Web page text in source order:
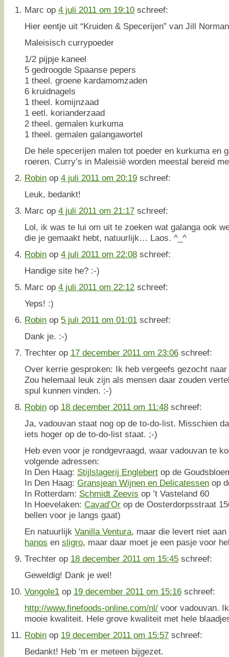
Marc op 4 juli 2011 om 19:10 schreef:
Hier eentje uit “Kruiden & Specerijen” van Jill
Maleisisch currypoeder
1/2 pijpje kaneel
5 gedroogde Spaanse pepers
1 theel. groene kardamomzaden
6 kruidnagels
1 theel. komijnzaad
1 eetl. korianderzaad
2 theel. gemalen kurkuma
1 theel. gemalen galangawortel
De hele specerijen malen tot poeder en kurkuma en
roeren. Curry’s in Maleisië worden meestal bereid
Robin op 4 juli 2011 om 20:19 schreef:
Leuk, bedankt!
Marc op 4 juli 2011 om 21:17 schreef:
Lol, ik was te lui om uit te zoeken wat galanga ook
die je gemaakt hebt, natuurlijk… Laos. ^_^
Robin op 4 juli 2011 om 22:08 schreef:
Handige site he? :-)
Marc op 4 juli 2011 om 22:12 schreef:
Yeps! :)
Robin op 5 juli 2011 om 01:01 schreef:
Dank je. :-)
Trechter op 17 december 2011 om 23:06 schreef:
Over kerrie gesproken: Ik heb vergeefs gezocht
Zou helemaal leuk zijn als mensen daar zouden
spul kunnen vinden. :-)
Robin op 18 december 2011 om 11:48 schreef:
Ja, vadouvan staat nog op de to-do-list. Misschien
iets hoger op de to-do-list staat. ;-)
Heb even voor je rondgevraagd, waar vadouvan te
volgende adressen:
In Den Haag: Stijlslagerij Englebert op de
In Den Haag: Gransjean Wijnen en Delicatessen op
In Rotterdam: Schmidt Zeevis op ’t Vasteland 60
In Hoevelaken: Cavad’Or op de Oosterdorpsstraat
bellen voor je langs gaat)
En natuurlijk Vanilla Ventura, maar die levert niet
hanos en sligro, maar daar moet je een pasje voor
Trechter op 18 december 2011 om 15:45 schreef:
Geweldig! Dank je wel!
Vongole1 op 19 december 2011 om 15:16 schreef:
http://www.finefoods-online.com/nl/ voor vadouvan.
mooie kwaliteit. Hele grove kwaliteit met hele
Robin op 19 december 2011 om 15:57 schreef:
Bedankt! Heb ‘m er meteen bijgezet.